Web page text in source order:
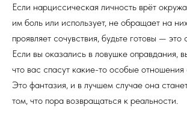
Если нарциссическая личность врёт
им боль или использует, не обращает на
проявляет сочувствия, будьте готовы — это
Если вы оказались в ловушке оправдания,
что вас спасут какие-то особые отношения
Это фантазия, и в лучшем случае она
том, что пора возвращаться к реальности.